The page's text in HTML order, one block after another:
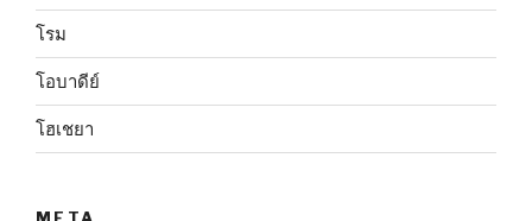
โรม
โอบาดีย์
โฮเชยา